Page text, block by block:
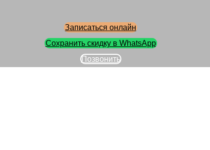
Записаться онлайн
Сохранить скидку в WhatsApp
Позвонить